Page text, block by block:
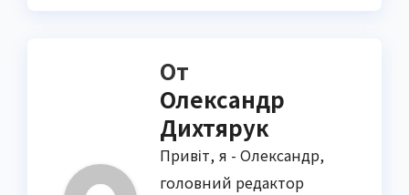
От
Олександр
Дихтярук
Привіт, я - Олександр,
головний редактор